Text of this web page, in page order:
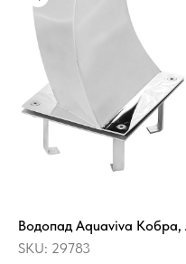
Водопад Aquaviva
SKU: 29783